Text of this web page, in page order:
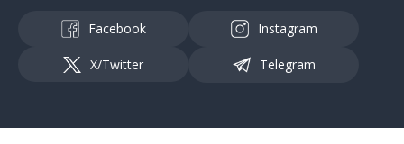
Facebook Instagram
X/Twitter Telegram